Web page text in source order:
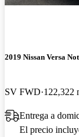
2019 Nissan Versa
SV FWD 122,322
Entrega a
El precio